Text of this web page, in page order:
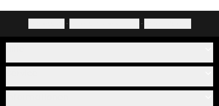
· ·
Über uns